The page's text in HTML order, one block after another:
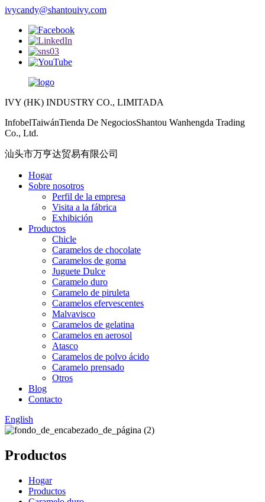
ivycandy@shantouivy.com
IVY (HK) INDUSTRY CO., LIMITADA
InfobelTaiwánTienda De NegociosShantou Wanhengda Trading
Co., Ltd.
汕头市万亨达贸易有限公司
Hogar
Sobre nosotros
Perfil de la empresa
Visita a la fábrica
Exhibición
Productos
Chicle
Caramelos de chocolate
Caramelos de goma
Juguete Dulce
Caramelo duro
Caramelo de piruleta
Caramelos efervescentes
Malvavisco
Caramelos de gelatina
Caramelos en aerosol
Atasco
Caramelos de polvo ácido
Caramelo prensado
Otros
Blog
Contacto
English
Productos
Hogar
Productos